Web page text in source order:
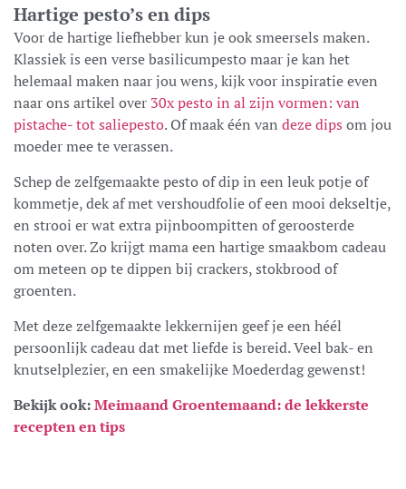
Hartige pesto’s en dips
Voor de hartige liefhebber kun je ook smeersels maken.
Klassiek is een verse basilicumpesto maar je kan het
helemaal maken naar jou wens, kijk voor inspiratie even
naar ons artikel over 30x pesto in al zijn vormen: van
pistache- tot saliepesto. Of maak één van deze dips om jou
moeder mee te verassen.
Schep de zelfgemaakte pesto of dip in een leuk potje of
kommetje, dek af met vershoudfolie of een mooi dekseltje,
en strooi er wat extra pijnboompitten of geroosterde
noten over. Zo krijgt mama een hartige smaakbom cadeau
om meteen op te dippen bij crackers, stokbrood of
groenten.
Met deze zelfgemaakte lekkernijen geef je een héél
persoonlijk cadeau dat met liefde is bereid. Veel bak- en
knutselplezier, en een smakelijke Moederdag gewenst!
Bekijk ook:Meimaand Groentemaand: de lekkerste
recepten en tips